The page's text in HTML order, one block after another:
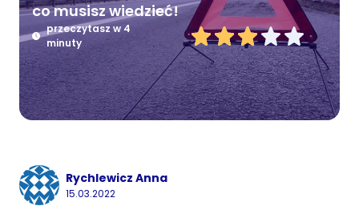
co musisz wiedzieć!
przeczytasz w 4
minuty
Rychlewicz Anna
15.03.2022